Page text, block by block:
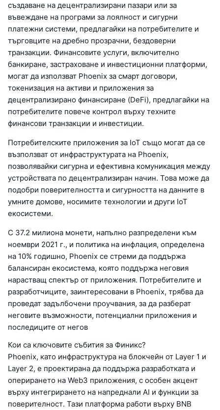
създаване на децентрализирани пазари или за
въвеждане на програми за лоялност и сигурни
платежни системи, предлагайки на потребителите и
търговците на дребно прозрачни, бездоверни
транзакции. Финансовите услуги, включително
банкиране, застраховане и инвестиционни платформи,
могат да използват Phoenix за смарт договори,
токенизация на активи и приложения за
децентрализирано финансиране (DeFi), предлагайки на
потребителите повече контрол върху техните
финансови транзакции и инвестиции.
Потребителските приложения за IoT също могат да се
възползват от инфраструктурата на Phoenix,
позволявайки сигурна и ефективна комуникация между
устройствата по децентрализиран начин. Това може да
подобри поверителността и сигурността на данните в
умните домове, носимите технологии и други IoT
екосистеми.
С 37.2 милиона монети, напълно разпределени към
ноември 2021 г., и политика на инфлация, определена
на 10% годишно, Phoenix се стреми да поддържа
балансиран екосистема, която поддържа неговия
нарастващ спектър от приложения. Потребителите и
разработчиците, заинтересовани в Phoenix, трябва да
проведат задълбочени проучвания, за да разберат
неговите възможности, потенциални приложения и
последиците от негов
Кои са ключовите събития за Финикс?
Phoenix, като инфраструктура на блокчейн от Layer 1 и
Layer 2, е проектирана да поддържа разработката и
оперирането на Web3 приложения, с особен акцент
върху интегрирането на напреднали AI и функции за
поверителност. Тази платформа работи върху BNB